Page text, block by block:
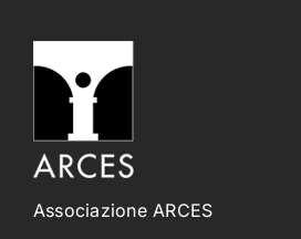
Associazione ARCES